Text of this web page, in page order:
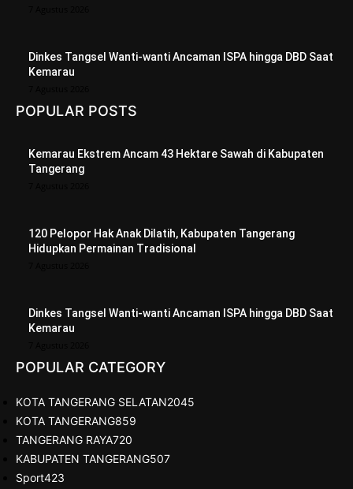
Dinkes Tangsel Wanti-wanti Ancaman ISPA hingga DBD Saat
Kemarau
POPULAR POSTS
Kemarau Ekstrem Ancam 43 Hektare Sawah di Kabupaten
Tangerang
120 Pelopor Hak Anak Dilatih, Kabupaten Tangerang
Hidupkan Permainan Tradisional
Dinkes Tangsel Wanti-wanti Ancaman ISPA hingga DBD Saat
Kemarau
POPULAR CATEGORY
KOTA TANGERANG SELATAN2045
KOTA TANGERANG859
TANGERANG RAYA720
KABUPATEN TANGERANG507
Sport423